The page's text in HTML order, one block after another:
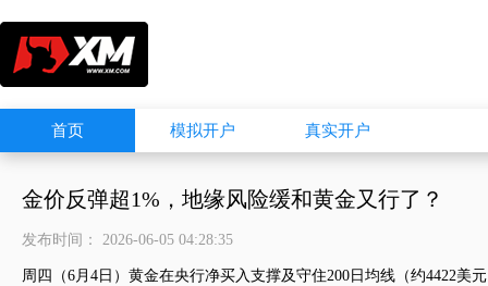
首页 模拟开户 真实开户
金价反弹超1%，地缘风险缓和黄金又行了？
发布时间： 2026-06-05 04:28:35
周四（6月4日）黄金在央行净买入支撑及守住200日均线（约4422